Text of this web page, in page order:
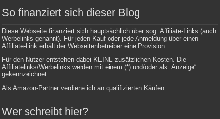
So finanziert sich dieser Blog
Diese Webseite finanziert sich hauptsächlich über sog. Affiliate-Links (auch
Werbelinks genannt). Für jeden Kauf oder jede Anmeldung über einen
Affiliate-Link erhält der Webseitenbetreiber eine Provision.
Für den Nutzer entstehen dabei KEINE zusätzlichen Kosten. Die
Affiliatelinks/Werbelinks werden mit einem (*) und/oder als „Anzeige“
gekennzeichnet.
Als Amazon-Partner verdiene ich an qualifizierten Käufen.
Wer schreibt hier?